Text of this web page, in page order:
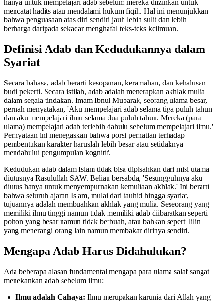
hanya untuk mempelajari adab sebelum mereka diizinkan untuk
mencatat hadits atau mendalami hukum fiqih. Hal ini menunjukkan
bahwa penguasaan atas diri sendiri jauh lebih sulit dan lebih
berharga daripada sekadar menghafal teks-teks keilmuan.
Definisi Adab dan Kedudukannya dalam
Syariat
Secara bahasa, adab berarti kesopanan, keramahan, dan kehalusan
budi pekerti. Secara istilah, adab adalah menerapkan akhlak mulia
dalam segala tindakan. Imam Ibnul Mubarak, seorang ulama besar,
pernah menyatakan, 'Aku mempelajari adab selama tiga puluh tahun
dan aku mempelajari ilmu selama dua puluh tahun. Mereka (para
ulama) mempelajari adab terlebih dahulu sebelum mempelajari ilmu.'
Pernyataan ini menegaskan bahwa porsi perhatian terhadap
pembentukan karakter haruslah lebih besar atau setidaknya
mendahului pengumpulan kognitif.
Kedudukan adab dalam Islam tidak bisa dipisahkan dari misi utama
diutusnya Rasulullah SAW. Beliau bersabda, 'Sesungguhnya aku
diutus hanya untuk menyempurnakan kemuliaan akhlak.' Ini berarti
bahwa seluruh ajaran Islam, mulai dari tauhid hingga syariat,
tujuannya adalah membuahkan akhlak yang mulia. Seseorang yang
memiliki ilmu tinggi namun tidak memiliki adab diibaratkan seperti
pohon yang besar namun tidak berbuah, atau bahkan seperti lilin
yang menerangi orang lain namun membakar dirinya sendiri.
Mengapa Adab Harus Didahulukan?
Ada beberapa alasan fundamental mengapa para ulama salaf sangat
menekankan adab sebelum ilmu:
Ilmu adalah Cahaya: Ilmu merupakan karunia dari Allah yang